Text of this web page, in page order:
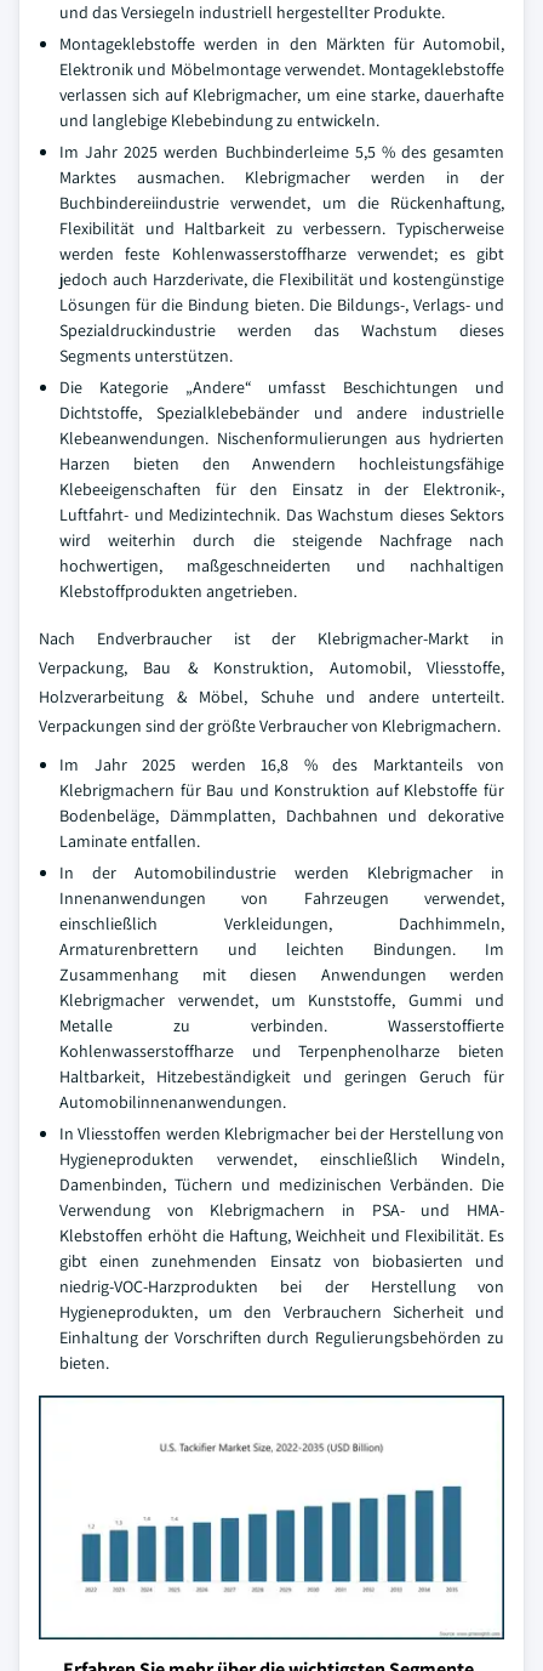
und das Versiegeln industriell hergestellter Produkte.
Montageklebstoffe werden in den Märkten für Automobil,
Elektronik und Möbelmontage verwendet. Montageklebstoffe
verlassen sich auf Klebrigmacher, um eine starke, dauerhafte
und langlebige Klebebindung zu entwickeln.
Im Jahr 2025 werden Buchbinderleime 5,5 % des gesamten
Marktes ausmachen. Klebrigmacher werden in der
Buchbindereiindustrie verwendet, um die Rückenhaftung,
Flexibilität und Haltbarkeit zu verbessern. Typischerweise
werden feste Kohlenwasserstoffharze verwendet; es gibt
jedoch auch Harzderivate, die Flexibilität und kostengünstige
Lösungen für die Bindung bieten. Die Bildungs-, Verlags- und
Spezialdruckindustrie werden das Wachstum dieses
Segments unterstützen.
Die Kategorie „Andere“ umfasst Beschichtungen und
Dichtstoffe, Spezialklebebänder und andere industrielle
Klebeanwendungen. Nischenformulierungen aus hydrierten
Harzen bieten den Anwendern hochleistungsfähige
Klebeeigenschaften für den Einsatz in der Elektronik-,
Luftfahrt- und Medizintechnik. Das Wachstum dieses Sektors
wird weiterhin durch die steigende Nachfrage nach
hochwertigen, maßgeschneiderten und nachhaltigen
Klebstoffprodukten angetrieben.
Nach Endverbraucher ist der Klebrigmacher-Markt in
Verpackung, Bau & Konstruktion, Automobil, Vliesstoffe,
Holzverarbeitung & Möbel, Schuhe und andere unterteilt.
Verpackungen sind der größte Verbraucher von Klebrigmachern.
Im Jahr 2025 werden 16,8 % des Marktanteils von
Klebrigmachern für Bau und Konstruktion auf Klebstoffe für
Bodenbeläge, Dämmplatten, Dachbahnen und dekorative
Laminate entfallen.
In der Automobilindustrie werden Klebrigmacher in
Innenanwendungen von Fahrzeugen verwendet,
einschließlich Verkleidungen, Dachhimmeln,
Armaturenbrettern und leichten Bindungen. Im
Zusammenhang mit diesen Anwendungen werden
Klebrigmacher verwendet, um Kunststoffe, Gummi und
Metalle zu verbinden. Wasserstoffierte
Kohlenwasserstoffharze und Terpenphenolharze bieten
Haltbarkeit, Hitzebeständigkeit und geringen Geruch für
Automobilinnenanwendungen.
In Vliesstoffen werden Klebrigmacher bei der Herstellung von
Hygieneprodukten verwendet, einschließlich Windeln,
Damenbinden, Tüchern und medizinischen Verbänden. Die
Verwendung von Klebrigmachern in PSA- und HMA-
Klebstoffen erhöht die Haftung, Weichheit und Flexibilität. Es
gibt einen zunehmenden Einsatz von biobasierten und
niedrig-VOC-Harzprodukten bei der Herstellung von
Hygieneprodukten, um den Verbrauchern Sicherheit und
Einhaltung der Vorschriften durch Regulierungsbehörden zu
bieten.